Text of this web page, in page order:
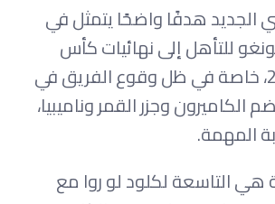
الجديد هدفًا واضحًا يتمثل في
للتأهل إلى نهائيات كأس
أمم أفريقيا 2027، خاصة في ظل وقوع الفريق في
وجزر القمر وناميبيا،
المهمة.
هي التاسعة لكلود لو روا مع